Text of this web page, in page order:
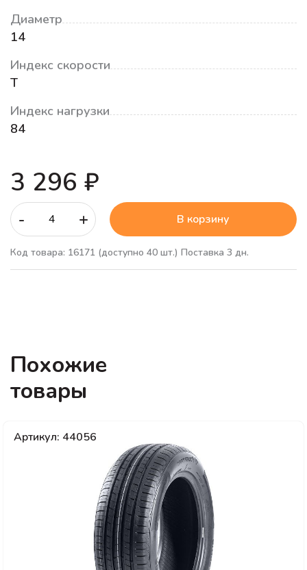
Диаметр
14
Индекс скорости
T
Индекс нагрузки
84
3 296 ₽
- + В корзину
Код товара: 16171 (доступно 40 шт.) Поставка 3 дн.
Похожие
товары
Артикул: 44056